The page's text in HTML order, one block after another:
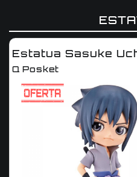
Estatua Sasuke
Q Posket